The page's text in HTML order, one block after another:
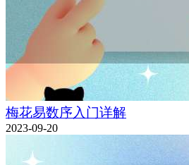
梅花易数序入门详解
2023-09-20